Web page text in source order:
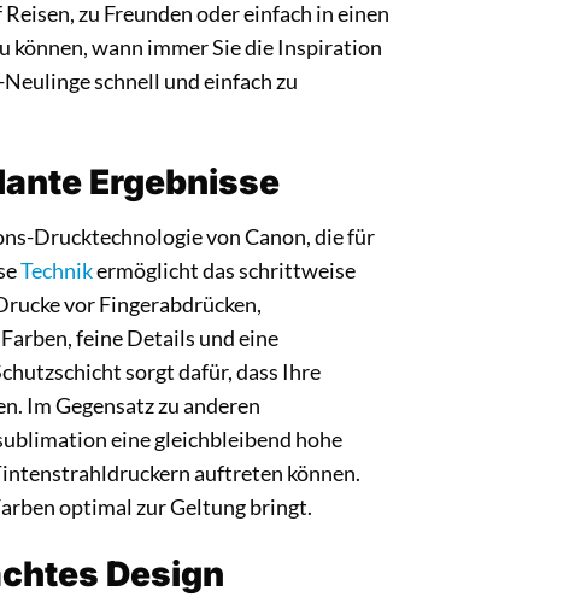
zu Freunden oder einfach in einen
können, wann immer Sie die Inspiration
schnell und einfach zu
Ergebnisse
Drucktechnologie von Canon, die für
Technikermöglicht das schrittweise
vor Fingerabdrücken,
feine Details und eine
sorgt dafür, dass Ihre
Im Gegensatz zu anderen
eine gleichbleibend hohe
auftreten können.
optimal zur Geltung bringt.
Design